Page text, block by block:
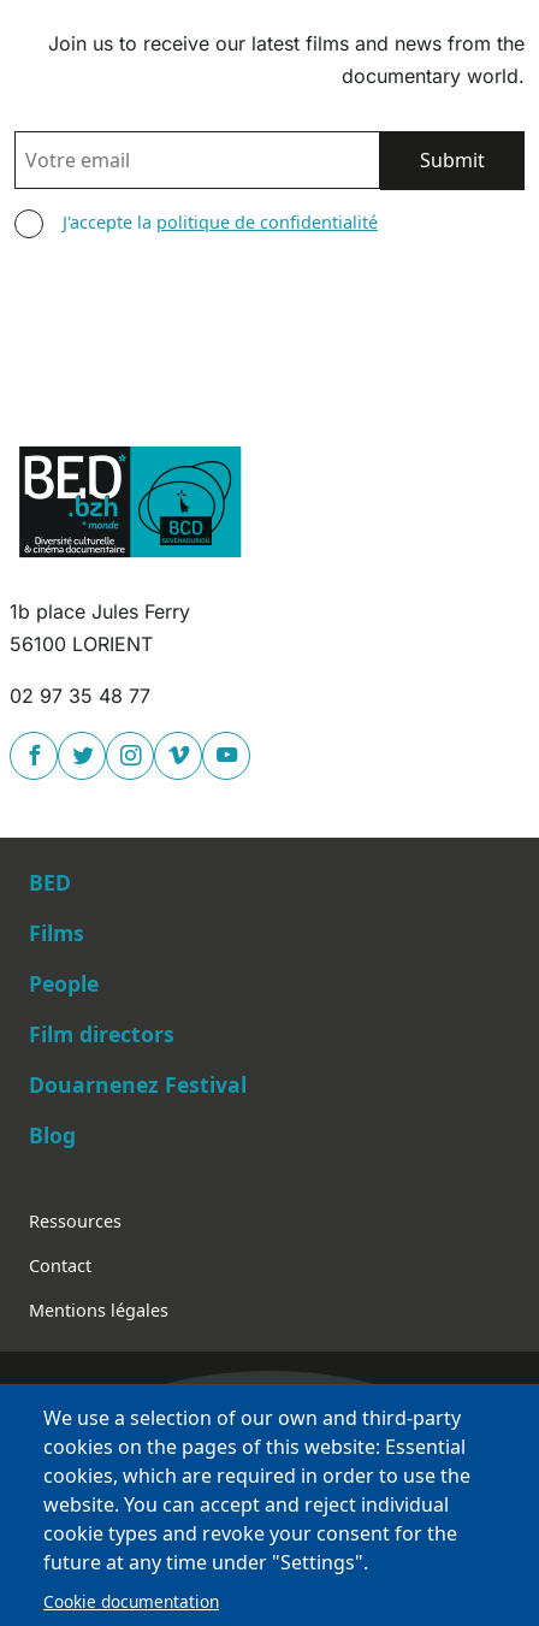
Join us to receive our latest films and news from the
documentary world.
EMAIL
AGREE TERMS
J'accepte la politique de confidentialité
1b place Jules Ferry
56100 LORIENT
02 97 35 48 77
Main navigation
BED
Films
People
Film directors
Douarnenez Festival
Blog
Footer
Ressources
Contact
Mentions légales
Bretagne Culture Diversité
various websites !
Sites
BCD
Bazhvalan
Bécédia
BED
We use a selection of our own and third-party
cookies on the pages of this website: Essential
cookies, which are required in order to use the
website. You can accept and reject individual
cookie types and revoke your consent for the
future at any time under "Settings".
Cookie documentation